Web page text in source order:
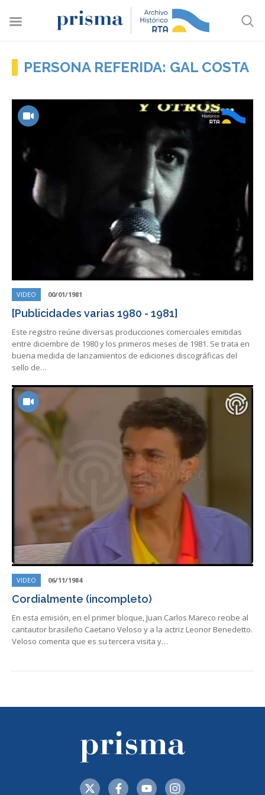
PERSONA REFERIDA: GAL COSTA
VIDEO 00/01/1981
[Publicidades varias 1980 - 1981]
Este registro reúne diversas producciones comerciales emitidas
entre diciembre de 1980 y los primeros meses de 1981. Se trata en
buena medida de lanzamientos de ediciones discográficas del
sello de…
VIDEO 06/11/1984
Cordialmente (incompleto)
En esta emisión, en el primer bloque, Juan Carlos Mareco recibe al
cantautor brasileño Caetano Veloso y a la actriz Leonor Benedetto.
Veloso comenta que es su tercera visita y…